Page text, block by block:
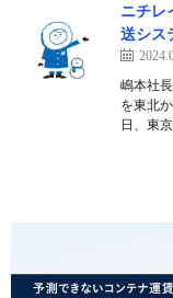
ニチレ
送シス
嶋本社
を東北
日、東